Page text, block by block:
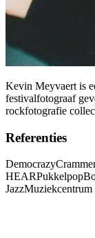
Kevin Meyvaert is
festivalfotograaf
rockfotografie
Referenties
Democrazy
HEARPukkelpop
Jazz